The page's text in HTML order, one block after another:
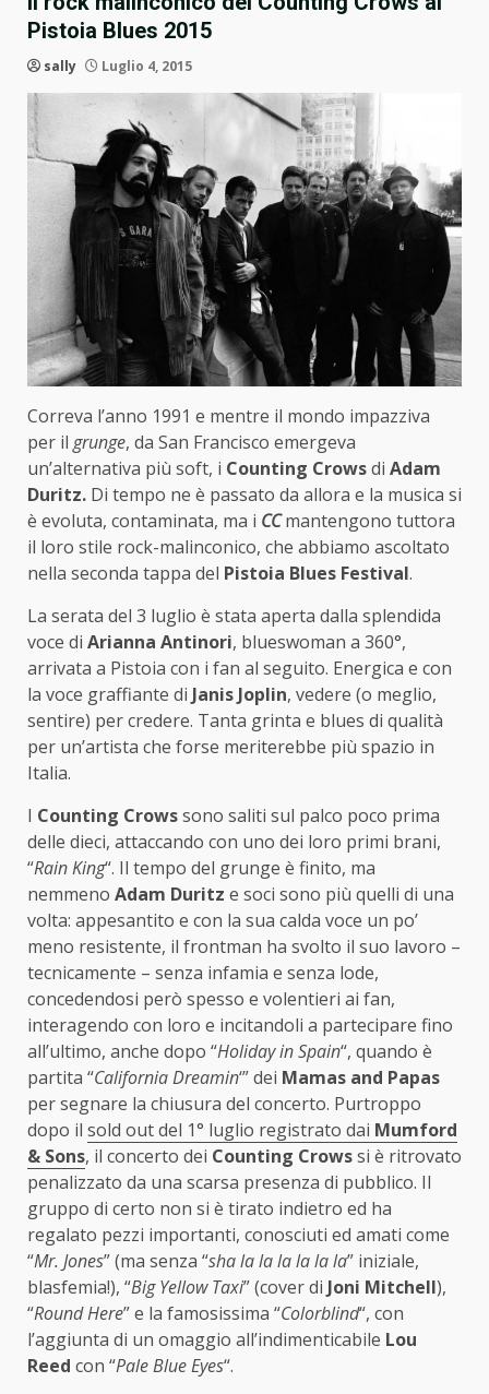
Pistoia Blues 2015
sally Luglio 4, 2015
Correva l’anno 1991 e mentre il mondo impazziva
per il grunge, da San Francisco emergeva
un’alternativa più soft, i Counting Crowsdi Adam
Duritz. Di tempo ne è passato da allora e la musica si
è evoluta, contaminata, ma i CC mantengono tuttora
il loro stile rock-malinconico, che abbiamo ascoltato
nella seconda tappa del Pistoia Blues Festival.
La serata del 3 luglio è stata aperta dalla splendida
voce di Arianna Antinori, blueswoman a 360°,
arrivata a Pistoia con i fan al seguito. Energica e con
la voce graffiante di Janis Joplin, vedere (o meglio,
sentire) per credere. Tanta grinta e blues di qualità
per un’artista che forse meriterebbe più spazio in
Italia.
I Counting Crowssono saliti sul palco poco prima
delle dieci, attaccando con uno dei loro primi brani,
“Rain King“. Il tempo del grunge è finito, ma
nemmeno Adam Duritz e soci sono più quelli di una
volta: appesantito e con la sua calda voce un po’
meno resistente, il frontman ha svolto il suo lavoro –
tecnicamente – senza infamia e senza lode,
concedendosi però spesso e volentieri ai fan,
interagendo con loro e incitandoli a partecipare fino
all’ultimo, anche dopo “Holiday in Spain“, quando è
partita “California Dreamin‘” dei Mamas and Papas
per segnare la chiusura del concerto. Purtroppo
dopo il sold out del 1° luglio registrato dai Mumford
& Sons, il concerto dei Counting Crowssi è ritrovato
penalizzato da una scarsa presenza di pubblico. Il
gruppo di certo non si è tirato indietro ed ha
regalato pezzi importanti, conosciuti ed amati come
“Mr. Jones” (ma senza “sha la la la la la la” iniziale,
blasfemia!), “Big Yellow Taxi” (cover di Joni Mitchell),
“Round Here” e la famosissima “Colorblind“, con
l’aggiunta di un omaggio all’indimenticabile Lou
Reed con “Pale Blue Eyes“.